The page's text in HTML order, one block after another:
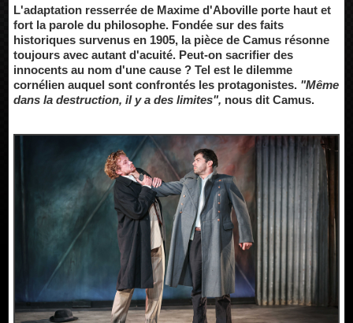
L'adaptation resserrée de Maxime d'Aboville porte haut et
fort la parole du philosophe. Fondée sur des faits
historiques survenus en 1905, la pièce de Camus résonne
toujours avec autant d'acuité. Peut-on sacrifier des
innocents au nom d'une cause ? Tel est le dilemme
cornélien auquel sont confrontés les protagonistes. "Même
dans la destruction, il y a des limites", nous dit Camus.